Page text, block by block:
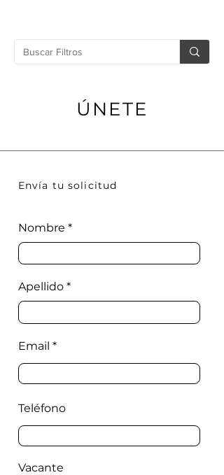
ÚNETE
Envía tu solicitud
Nombre
Apellido
Email
Teléfono
Vacante